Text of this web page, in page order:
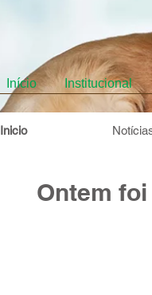
Início Institucional
Inicio
Ontem